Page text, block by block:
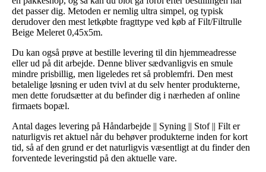
det passer dig. Metoden er nemlig ultra simpel, og typisk
derudover den mest letkøbte fragttype ved køb af Filt/Filtrulle
Beige Meleret 0,45x5m.
Du kan også prøve at bestille levering til din hjemmeadresse
eller ud på dit arbejde. Denne bliver sædvanligvis en smule
mindre prisbillig, men ligeledes ret så problemfri. Den mest
betalelige løsning er uden tvivl at du selv henter produkterne,
men dette forudsætter at du befinder dig i nærheden af online
firmaets bopæl.
Antal dages levering på Håndarbejde || Syning || Stof || Filt er
naturligvis ret aktuel når du behøver produkterne inden for kort
tid, så af den grund er det naturligvis væsentligt at du finder den
forventede leveringstid på den aktuelle vare.